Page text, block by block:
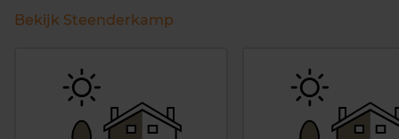
Bekijk Steenderkamp